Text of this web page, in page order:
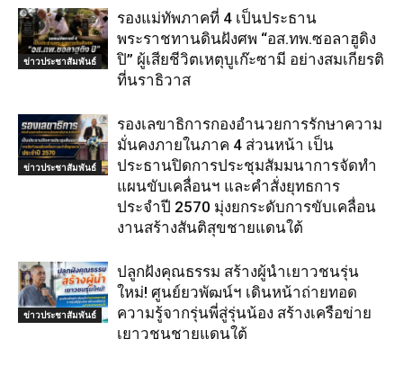
ข่าวประชาสัมพันธ์
รองแม่ทัพภาคที่ 4 เป็นประธาน
พระราชทานดินฝังศพ “อส.ทพ.ซอลาฮูดิง
ปิ” ผู้เสียชีวิตเหตุบูเก๊ะซามี อย่างสมเกียรติ
ที่นราธิวาส
ข่าวประชาสัมพันธ์
รองเลขาธิการกองอำนวยการรักษาความ
มั่นคงภายในภาค 4 ส่วนหน้า เป็น
ประธานปิดการประชุมสัมมนาการจัดทำ
แผนขับเคลื่อนฯ และคำสั่งยุทธการ
ประจำปี 2570 มุ่งยกระดับการขับเคลื่อน
งานสร้างสันติสุขชายแดนใต้
ข่าวประชาสัมพันธ์
ปลูกฝังคุณธรรม สร้างผู้นำเยาวชนรุ่น
ใหม่! ศูนย์ยวพัฒน์ฯ เดินหน้าถ่ายทอด
ความรู้จากรุ่นพี่สู่รุ่นน้อง สร้างเครือข่าย
เยาวชนชายแดนใต้